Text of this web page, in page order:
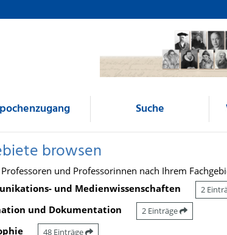
Suche
browsen
und Professorinnen nach Ihrem
und Medienwissenschaften
2
und Dokumentation 2 Einträge
48 Einträge